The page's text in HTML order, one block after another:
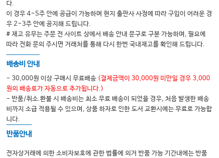
다.
이 경우 4~5주 안에 공급이 가능하며 현지 출판사 사정에 따라 구입이 어려운 경
우 2~3주 안에 공지해 드립니다.
# 재고 유무는 주문 전 사이트 상에서 배송 안내 문구로 구분 가능하며, 필요에
따라 전화 문의 주시면 거래처를 통해 다시 한번 국내재고를 확인해 드립니다.
배송비 안내
- 30,000원 이상 구매시 무료배송 (결제금액이 30,000원 미만일 경우 3,000
원의 배송료가 자동으로 추가됩니다.)
- 반품/취소.환불 시 배송비는 최소 무료 배송이 되었을 경우, 처음 발생한 배송
비까지 소급 적용될 수 있으며, 상품 하자로 인한 도서 교환시에는 무료로 가능합
니다.
반품안내
전자상거래에 의한 소비자보호에 관한 법률에 의거 반품 가능 기간내에는 반품